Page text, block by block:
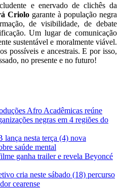
e enervado de clichês da
Criolo garante à população negra
de visibilidade, de debate
Um lugar de comunicação
sustentável e moralmente viável.
possíveis e ancestrais. E por isso,
no presente e no futuro!
Afro Acadêmicas reúne
negras em 4 regiões do
lança nesta terça (4) nova
saúde mental
ganha trailer e revela Beyoncé
cria neste sábado (18) percurso
cearense